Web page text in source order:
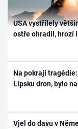
USA vystřílely
ostře ohradil, hrozí
Na pokraji
Lipsku dron, bylo
Vjel do davu v